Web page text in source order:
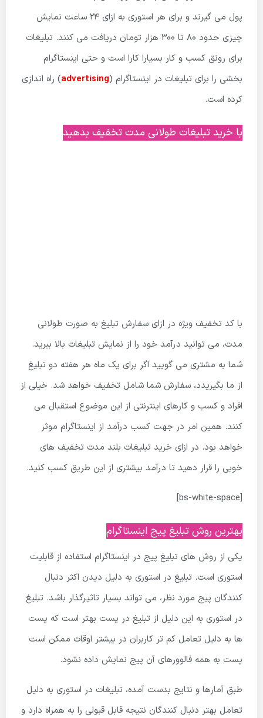
پول می گیرند و برای هر استوری به ازای 24 ساعت نمایش
چیزی حدود 80 تا 300 هزار تومان دریافت می کنند. تبلیغات
برای رونق کسب و کار بسیارا کارا است و حتی اینستاگرام
بخشی را برای تبلیغات در اینستاگرام (advertising) راه اندازی
کرده است.
با خرید تبلیغات طولانی مدت تخفیف بدهید
با کد تخفیف ویژه در ازای سفارش تبلیغ به صورت طولانی
مدت، می توانید درآمد خود را از نمایش تبلیغات بالا ببرید.
شما به مشتری می گویید اگر برای یک ماه هر هفته دو تبلیغ
از ما بگیریدد، سفارش شما شامل تخفیف خواهد شد. خیلی از
افراد و کسب و کارهای اینترنتی از این موضوع استقبال می
کنند. همین امر در جهت کسب درآمد از اینستاگرام موثر
خواهد بود. در ازای خرید تبلیغات بلند مدت تخفیف های
خوبی را قرار دهید تا درآمد بیشتری از این طریق کسب کنید.
[bs-white-space]
بهترین روش تبلیغ پیج اینستاگرام
یکی از روش های تبلیغ پیج در اینستاگرام استفاده از قابلیت
استوری است. تبلیغ در استوری به دلیل دیدن اکثر دنبال
کنندگان پیج مورد نظر، می تواند بسیار تاثیرگذار باشد. تبلیغ
در استوری به این دلیل از تبلیغ در پست بهتر است که پست
ها به دلیل تعامل کم تر کاربران در بیشتر اوقات ممکن است
پست به همه فالوورهای آن پیج نمایش داده نشود.
طبق آمارها و نتایج بدست آمده، تبلیغات در استوری به دلیل
تعامل بهتر دنبال کنندگان نتیجه قابل قبولی را به همراه دارد و